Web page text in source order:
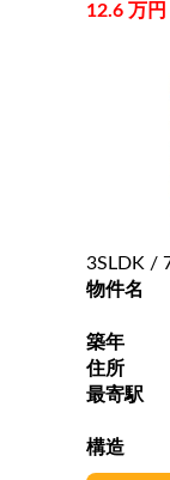
12.6 万円
3SLDK
物件名
築年
住所
最寄駅
構造